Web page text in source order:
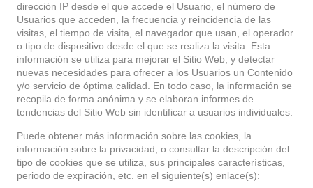
dirección IP desde el que accede el Usuario, el número de
Usuarios que acceden, la frecuencia y reincidencia de las
visitas, el tiempo de visita, el navegador que usan, el operador
o tipo de dispositivo desde el que se realiza la visita. Esta
información se utiliza para mejorar el Sitio Web, y detectar
nuevas necesidades para ofrecer a los Usuarios un Contenido
y/o servicio de óptima calidad. En todo caso, la información se
recopila de forma anónima y se elaboran informes de
tendencias del Sitio Web sin identificar a usuarios individuales.
Puede obtener más información sobre las cookies, la
información sobre la privacidad, o consultar la descripción del
tipo de cookies que se utiliza, sus principales características,
periodo de expiración, etc. en el siguiente(s) enlace(s):